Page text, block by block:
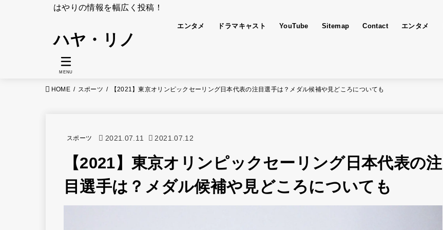
はやりの情報を幅広く投稿！
ハヤ・リノ
エンタメ ドラマキャスト YouTube Sitemap Contact エンタメ
MENU
HOME スポーツ 【2021】東京オリンピックセーリング日本代表の注目選手は？メダル候補や見どころについても
スポーツ 2021.07.11 2021.07.12
【2021】東京オリンピックセーリング日本代表の注
目選手は？メダル候補や見どころについても